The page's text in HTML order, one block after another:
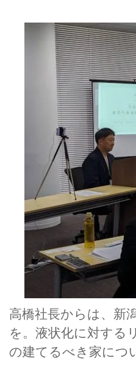
高橋社長からは、新
を。液状化に対する
の建てるべき家につ